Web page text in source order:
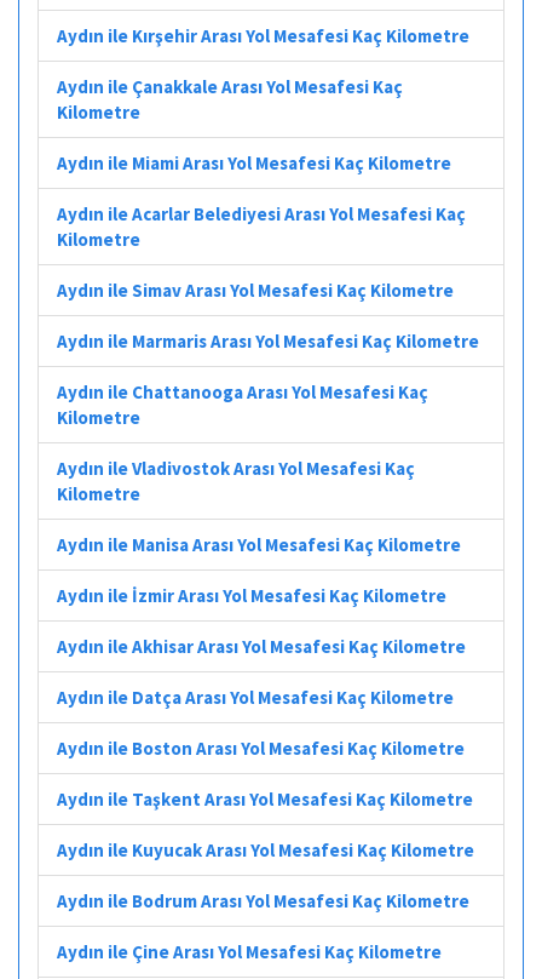
Aydın ile Kırşehir Arası Yol Mesafesi Kaç Kilometre
Aydın ile Çanakkale Arası Yol Mesafesi Kaç
Kilometre
Aydın ile Miami Arası Yol Mesafesi Kaç Kilometre
Aydın ile Acarlar Belediyesi Arası Yol Mesafesi Kaç
Kilometre
Aydın ile Simav Arası Yol Mesafesi Kaç Kilometre
Aydın ile Marmaris Arası Yol Mesafesi Kaç Kilometre
Aydın ile Chattanooga Arası Yol Mesafesi Kaç
Kilometre
Aydın ile Vladivostok Arası Yol Mesafesi Kaç
Kilometre
Aydın ile Manisa Arası Yol Mesafesi Kaç Kilometre
Aydın ile İzmir Arası Yol Mesafesi Kaç Kilometre
Aydın ile Akhisar Arası Yol Mesafesi Kaç Kilometre
Aydın ile Datça Arası Yol Mesafesi Kaç Kilometre
Aydın ile Boston Arası Yol Mesafesi Kaç Kilometre
Aydın ile Taşkent Arası Yol Mesafesi Kaç Kilometre
Aydın ile Kuyucak Arası Yol Mesafesi Kaç Kilometre
Aydın ile Bodrum Arası Yol Mesafesi Kaç Kilometre
Aydın ile Çine Arası Yol Mesafesi Kaç Kilometre